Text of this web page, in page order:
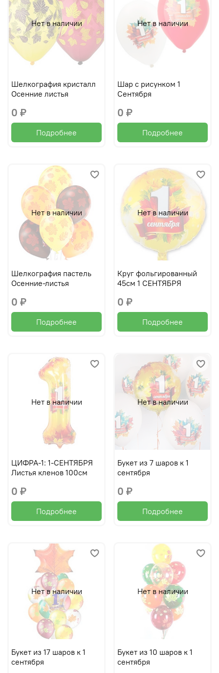
Нет в наличии
Шелкография кристалл
Осенние листья
0 ₽
Подробнее
Нет в наличии
Шар с рисунком 1
Сентября
0 ₽
Подробнее
Нет в наличии
Шелкография пастель
Осенние-листья
0 ₽
Подробнее
Нет в наличии
Круг фольгированный
45см 1 СЕНТЯБРЯ
0 ₽
Подробнее
Нет в наличии
ЦИФРА-1: 1-СЕНТЯБРЯ
Листья кленов 100см
0 ₽
Подробнее
Нет в наличии
Букет из 7 шаров к 1
сентября
0 ₽
Подробнее
Нет в наличии
Букет из 17 шаров к 1
сентября
Нет в наличии
Букет из 10 шаров к 1
сентября